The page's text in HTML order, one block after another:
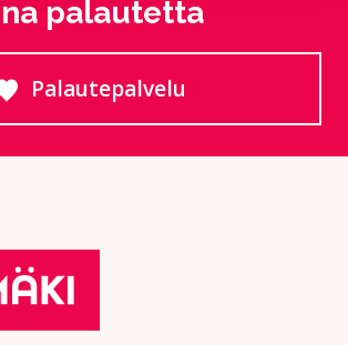
palautetta
Palautepalvelu
Siirtyy ulkoiselle